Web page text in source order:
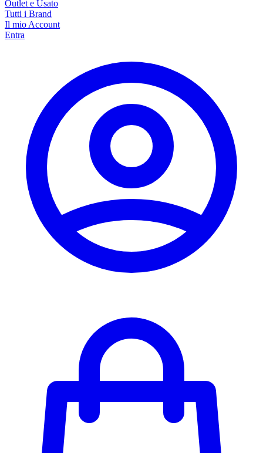
Outlet e Usato
Tutti i Brand
Il mio Account
Entra